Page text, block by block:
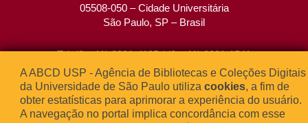
05508-050 – Cidade Universitária
São Paulo, SP – Brasil
Tel: (0xx11) 3091-4195 / (0xx11) 3091-1541
Fax: (0xx11) 3091-1567
E-mail:atendimento@abcd.usp.br
A ABCD USP - Agência de Bibliotecas e Coleções Digitais
da Universidade de São Paulo utiliza cookies, a fim de
obter estatísticas para aprimorar a experiência do usuário.
A navegação no portal implica concordância com esse